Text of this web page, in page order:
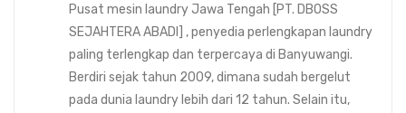
Pusat mesin laundry Jawa Tengah [PT. DBOSS
SEJAHTERA ABADI] , penyedia perlengkapan laundry
paling terlengkap dan terpercaya di Banyuwangi.
Berdiri sejak tahun 2009, dimana sudah bergelut
pada dunia laundry lebih dari 12 tahun. Selain itu,